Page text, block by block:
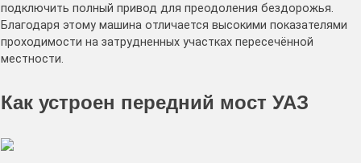
подключить полный привод для преодоления бездорожья.
Благодаря этому машина отличается высокими показателями
проходимости на затрудненных участках пересечённой
местности.
Как устроен передний мост УАЗ